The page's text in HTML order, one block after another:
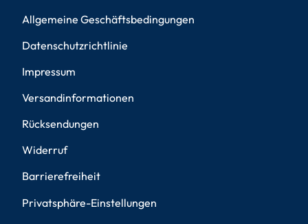
Allgemeine Geschäftsbedingungen
Datenschutzrichtlinie
Impressum
Versandinformationen
Rücksendungen
Widerruf
Barrierefreiheit
Privatsphäre-Einstellungen